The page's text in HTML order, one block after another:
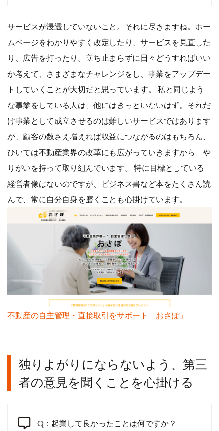
サービスが浸透していないこと。それに尽きますね。ホー
ムページをわかりやすく改定したり、サービスを見直した
り、広告を打ったり。立ち止まらずに日々どうすればいい
か考えて、さまざまなチャレンジをし、事業をアップデー
トしていくことが大切だと思っています。 私と同じよう
な事業をしている人は、他にはきっといないはず。それだ
け事業として成立させるのは難しいサービスではあります
が、顧客の数さえ増えれば収益につながるのはもちろん、
ひいては不動産業界の改革にも広がっていきますから、や
りがいを持って取り組んでいます。 特に目標としている
経営者像はないのですが、ビジネス書など本をたくさん読
んで、常に自分自身を磨くことも心掛けています。
不動産の自主管理・直接取引をサポート「おさぽ」
独りよがりにならないよう、第三
者の意見を聞くことを心掛ける
Q：起業して良かったことは何ですか？